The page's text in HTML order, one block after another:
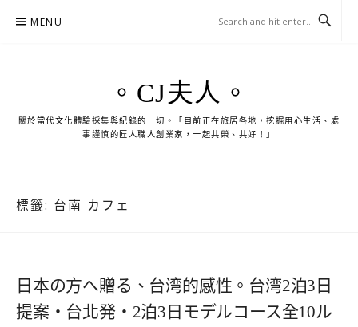
MENU
。CJ夫人。
關於當代文化體驗採集與紀錄的一切。「目前正在旅居各地，挖掘用心生活、處
事謹慎的匠人職人創業家，一起共榮、共好！」
標籤: 台南 カフェ
日本の方へ贈る、台湾的感性。台湾2泊3日
提案・台北発・2泊3日モデルコース全10ル